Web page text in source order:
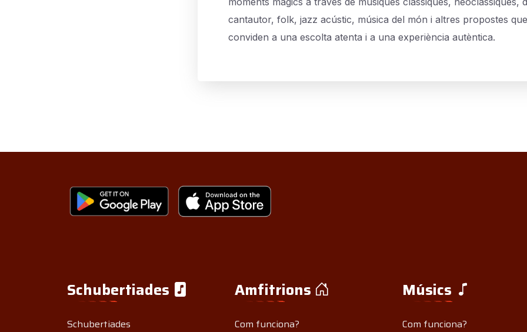
cantautor, folk, jazz acústic, música del món i altres propostes que
conviden a una escolta atenta i a una experiència autèntica.
Schubertiades
Schubertiades
Amfitrions
Com funciona?
Músics
Com funciona?